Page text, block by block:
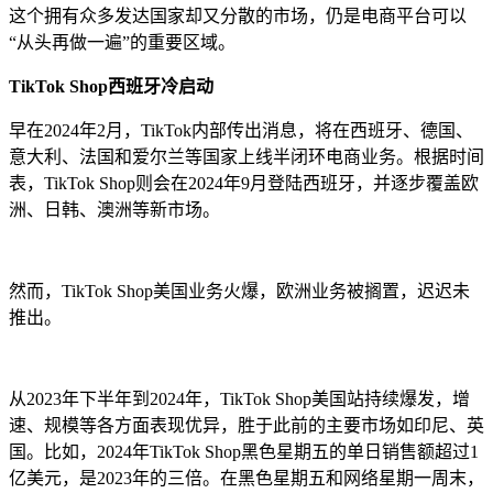
这个拥有众多发达国家却又分散的市场，仍是电商平台可以
“从头再做一遍”的重要区域。
TikTok Shop西班牙冷启动
早在2024年2月，TikTok内部传出消息，将在西班牙、德国、
意大利、法国和爱尔兰等国家上线半闭环电商业务。根据时间
表，TikTok Shop则会在2024年9月登陆西班牙，并逐步覆盖欧
洲、日韩、澳洲等新市场。
然而，TikTok Shop美国业务火爆，欧洲业务被搁置，迟迟未
推出。
从2023年下半年到2024年，TikTok Shop美国站持续爆发，增
速、规模等各方面表现优异，胜于此前的主要市场如印尼、英
国。比如，2024年TikTok Shop黑色星期五的单日销售额超过1
亿美元，是2023年的三倍。在黑色星期五和网络星期一周末，